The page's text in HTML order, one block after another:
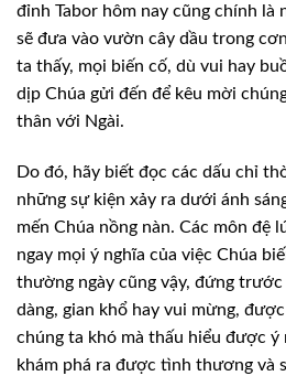
đỉnh Tabor hôm nay cũng chính là
sẽ đưa vào vườn cây dầu trong
ta thấy, mọi biến cố, dù vui hay
dịp Chúa gửi đến để kêu mời
thân với Ngài.
Do đó, hãy biết đọc các dấu chỉ
những sự kiện xảy ra dưới ánh
mến Chúa nồng nàn. Các môn đệ
ngay mọi ý nghĩa của việc Chúa
thường ngày cũng vậy, đứng
dàng, gian khổ hay vui mừng,
chúng ta khó mà thấu hiểu được ý
khám phá ra được tình thương và